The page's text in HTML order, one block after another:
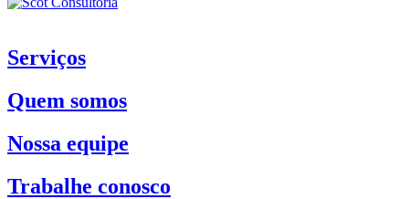
Serviços
Quem somos
Nossa equipe
Trabalhe conosco